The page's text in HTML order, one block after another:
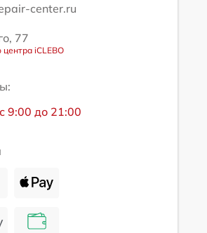
center.ru
77
iCLEBO
9:00 до 21:00